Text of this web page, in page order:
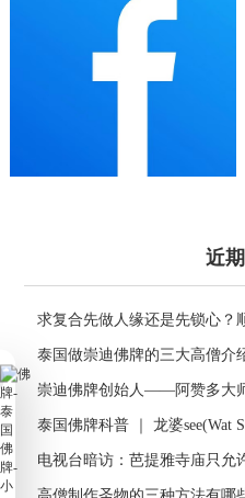
近
求复合先做人缘还是先锁心？
泰国做崇迪佛牌的三大高僧介
崇迪佛牌创始人——阿赞多大
泰国佛牌科普 ｜ 龙婆
电视台暗访：芭提雅寺庙只允